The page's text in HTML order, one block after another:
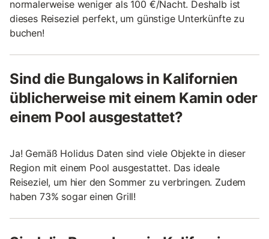
normalerweise weniger als 100 €/Nacht. Deshalb ist
dieses Reiseziel perfekt, um günstige Unterkünfte zu
buchen!
Sind die Bungalows in Kalifornien
üblicherweise mit einem Kamin oder
einem Pool ausgestattet?
Ja! Gemäß Holidus Daten sind viele Objekte in dieser
Region mit einem Pool ausgestattet. Das ideale
Reiseziel, um hier den Sommer zu verbringen. Zudem
haben 73% sogar einen Grill!